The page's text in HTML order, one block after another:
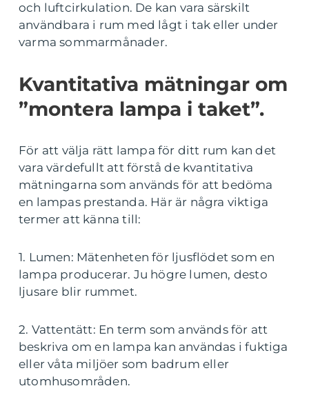
och luftcirkulation. De kan vara särskilt
användbara i rum med lågt i tak eller under
varma sommarmånader.
Kvantitativa mätningar om
”montera lampa i taket”.
För att välja rätt lampa för ditt rum kan det
vara värdefullt att förstå de kvantitativa
mätningarna som används för att bedöma
en lampas prestanda. Här är några viktiga
termer att känna till:
1. Lumen: Mätenheten för ljusflödet som en
lampa producerar. Ju högre lumen, desto
ljusare blir rummet.
2. Vattentätt: En term som används för att
beskriva om en lampa kan användas i fuktiga
eller våta miljöer som badrum eller
utomhusområden.